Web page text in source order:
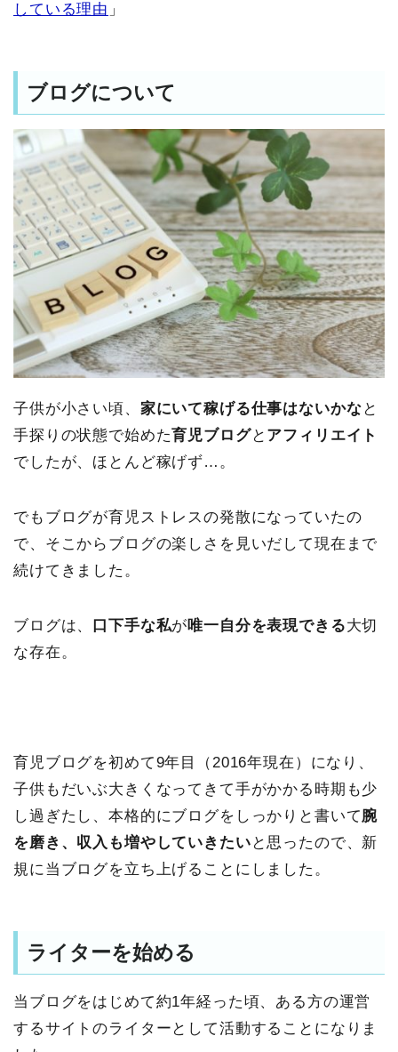
している理由 」
ブログについて
子供が小さい頃、 家にいて稼げる仕事はないかな と
手探りの状態で始めた育児ブログと アフィリエイト
でしたが、ほとんど稼げず…。
でもブログが育児ストレスの発散になっていたの
で、そこからブログの楽しさを見いだして現在まで
続けてきました。
ブログは、 口下手な私が唯一自分を表現できる大切
な存在。
育児ブログを初めて9年目（2016年現在）になり、
子供もだいぶ大きくなってきて手がかかる時期も少
し過ぎたし、本格的にブログをしっかりと書いて腕
を磨き、収入も増やしていきたい と思ったので、新
規に当ブログを立ち上げることにしました。
ライターを始める
当ブログをはじめて約1年経った頃、ある方の運営
するサイトのライターとして活動することになりま